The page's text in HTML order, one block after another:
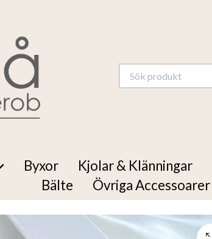
Byxor Kjolar & Klänningar
Bälte
Övriga Accessoarer